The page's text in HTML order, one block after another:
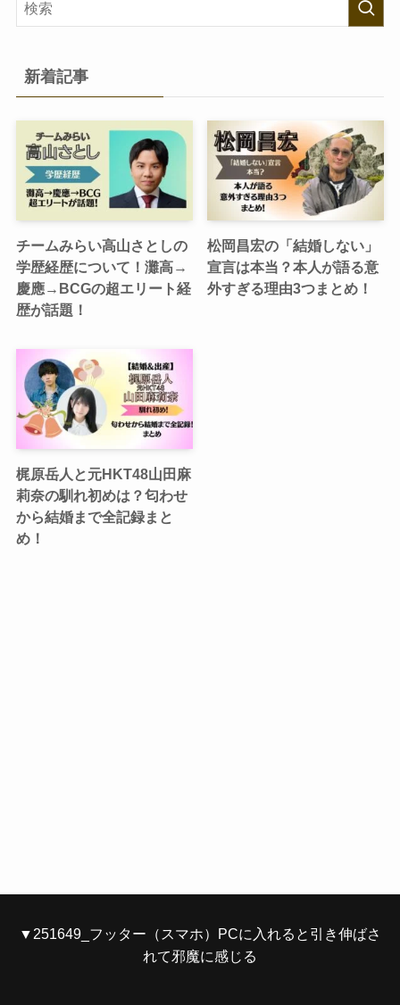
新着記事
チームみらい高山さとしの
学歴経歴について！灘高→
慶應→BCGの超エリート経
歴が話題！
松岡昌宏の「結婚しない」
宣言は本当？本人が語る意
外すぎる理由3つまとめ！
梶原岳人と元HKT48山田麻
莉奈の馴れ初めは？匂わせ
から結婚まで全記録まと
め！
▼251649_フッター（スマホ）PCに入れると引き伸ばさ
れて邪魔に感じる